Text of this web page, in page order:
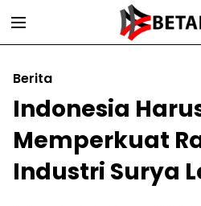
Berita
Indonesia
Memperkuat
Industri Surya